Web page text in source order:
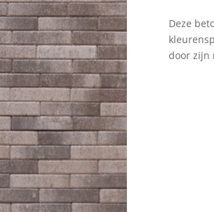
tenerife
aantal
Deze
door zijn